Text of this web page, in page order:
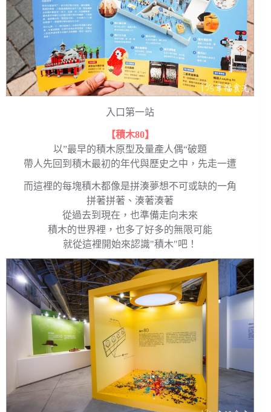
入口第一站
【積木80】
以”最早的積木原型及量產人偶“破題
帶人先回到積木最初的年代與歷史之中，先走一遭
而這裡的每塊積木都像是拼湊夢想不可或缺的一角
拼著拼著、湊著湊著
從過去到現在，也準備走向未來
積木的世界裡，也多了好多的無限可能
就從這裡開始來認識"積木"吧！